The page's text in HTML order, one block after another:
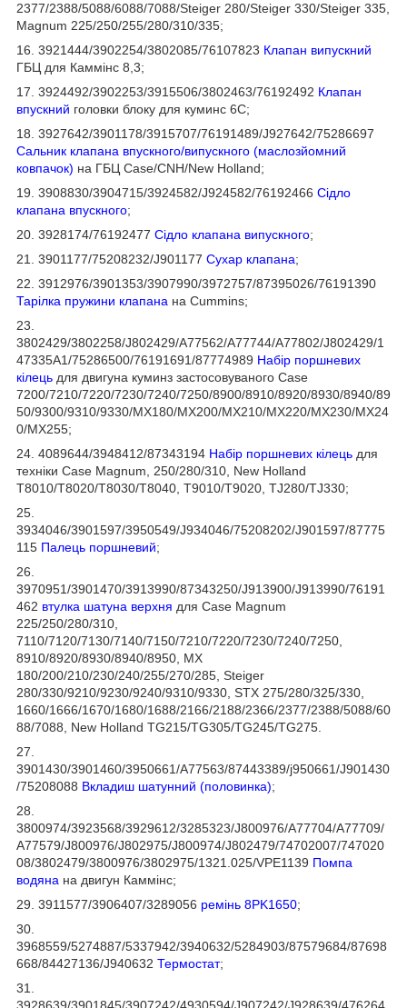
2377/2388/5088/6088/7088/Steiger 280/Steiger 330/Steiger 335,
Magnum 225/250/255/280/310/335;
16. 3921444/3902254/3802085/76107823 Клапан випускний
ГБЦ для Каммінс 8,3;
17. 3924492/3902253/3915506/3802463/76192492 Клапан
впускний головки блоку для куминс 6C;
18. 3927642/3901178/3915707/76191489/J927642/75286697
Сальник клапана впускного/випускного (маслозйомний
ковпачок) на ГБЦ Case/CNH/New Holland;
19. 3908830/3904715/3924582/J924582/76192466 Сідло
клапана впускного;
20. 3928174/76192477 Сідло клапана випускного;
21. 3901177/75208232/J901177 Сухар клапана;
22. 3912976/3901353/3907990/3972757/87395026/76191390
Тарілка пружини клапана на Cummins;
23.
3802429/3802258/J802429/A77562/A77744/A77802/J802429/1
47335A1/75286500/76191691/87774989 Набір поршневих
кілець для двигуна куминз застосовуваного Case
7200/7210/7220/7230/7240/7250/8900/8910/8920/8930/8940/89
50/9300/9310/9330/MX180/MX200/MX210/MX220/MX230/MX24
0/MX255;
24. 4089644/3948412/87343194 Набір поршневих кілець для
техніки Case Magnum, 250/280/310, New Holland
T8010/T8020/T8030/T8040, T9010/T9020, TJ280/TJ330;
25.
3934046/3901597/3950549/J934046/75208202/J901597/87775
115 Палець поршневий;
26.
3970951/3901470/3913990/87343250/J913900/J913990/76191
462 втулка шатуна верхня для Case Magnum
225/250/280/310,
7110/7120/7130/7140/7150/7210/7220/7230/7240/7250,
8910/8920/8930/8940/8950, MX
180/200/210/230/240/255/270/285, Steiger
280/330/9210/9230/9240/9310/9330, STX 275/280/325/330,
1660/1666/1670/1680/1688/2166/2188/2366/2377/2388/5088/60
88/7088, New Holland TG215/TG305/TG245/TG275.
27.
3901430/3901460/3950661/A77563/87443389/j950661/J901430
/75208088 Вкладиш шатунний (половинка);
28.
3800974/3923568/3929612/3285323/J800976/A77704/A77709/
A77579/J800976/J802975/J800974/J802479/74702007/747020
08/3802479/3800976/3802975/1321.025/VPE1139 Помпа
водяна на двигун Каммінс;
29. 3911577/3906407/3289056 ремінь 8PK1650;
30.
3968559/5274887/5337942/3940632/5284903/87579684/87698
668/84427136/J940632 Термостат;
31.